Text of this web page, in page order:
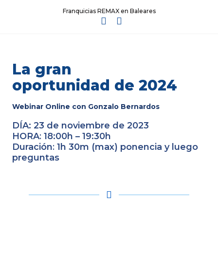
Franquicias REMAX en Baleares
La gran
oportunidad de 2024
Webinar Online con Gonzalo Bernardos
DÍA: 23 de noviembre de 2023
HORA: 18:00h – 19:30h
Duración: 1h 30m (max) ponencia y luego
preguntas